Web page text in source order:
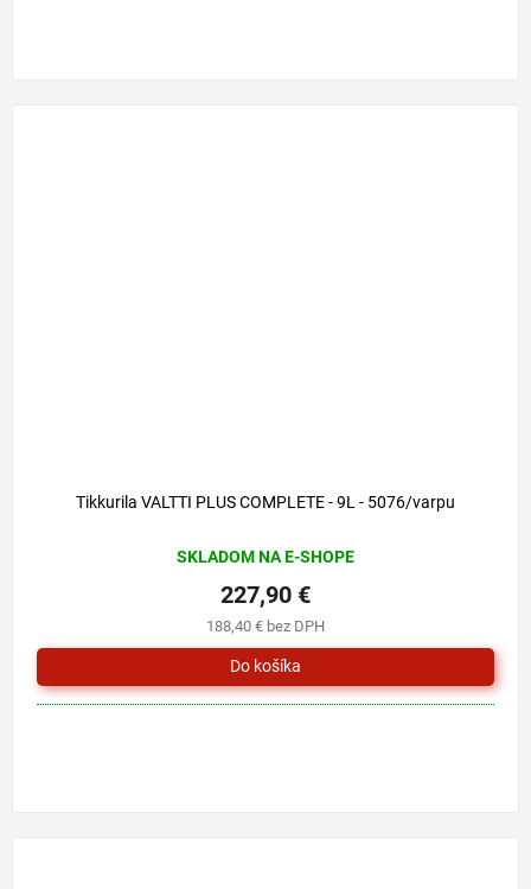
Tikkurila VALTTI PLUS COMPLETE - 9L - 5076/varpu
SKLADOM NA E-SHOPE
188,40 € bez DPH
227,90 €